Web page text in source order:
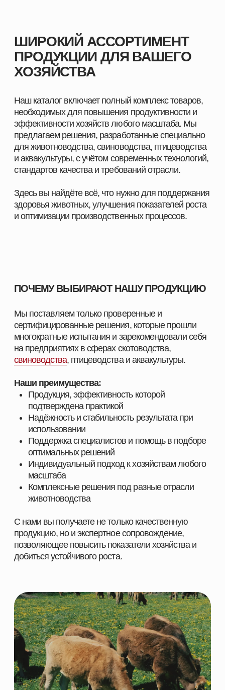
Оставьте заявку, и наш специалист свяжется с вами
ПОМОЖЕМ ПОДОБРАТЬ
ВАШЕГО ХОЗЯЙСТВА
СМОТРЕТЬ КАТАЛОГ
ПОЛУЧИТЬ КОНСУЛЬТАЦИЮ
Главная
Каталог
О компании
Направления
Партнеры
ПОСТАВЩИК
КОРМОВЫХ РЕШЕНИЙ
Скотоводство
Свиноводство
Птицеводство
Рыбоводство
Ферменты
+7 966 937 09 69
Nordfeedspb@yandex.ru
Адрес: Ленинградская обл., Гатчинский р-
н., д. Большие Колпаны, ул. 30 Лет
Победы, д. 1, пом. 105
ОСТАВИТЬ ЗАЯВКУ
КОНТАКТНАЯ ИНФОРМАЦИЯ